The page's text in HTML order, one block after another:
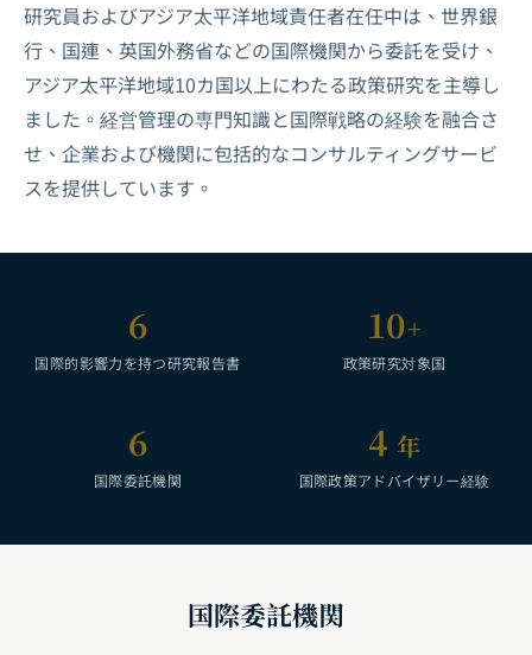
研究員およびアジア太平洋地域責任者在任中は、世界銀
行、国連、英国外務省などの国際機関から委託を受け、
アジア太平洋地域10カ国以上にわたる政策研究を主導し
ました。経営管理の専門知識と国際戦略の経験を融合さ
せ、企業および機関に包括的なコンサルティングサービ
スを提供しています。
6
国際的影響力を持つ研究報告書
10+
政策研究対象国
6
国際委託機関
4 年
国際政策アドバイザリー経験
国際委託機関